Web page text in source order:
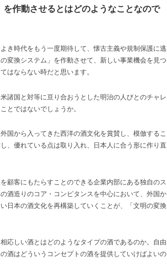
を作動させるとはどのようなことなので
き時代をもう一度期待して、懐古主義や規制保護に逃
変換システム」を作動させて、新しい事業機会を見つ
はならない時だと思います。
諸国と対等に亘り合おうとした明治の人びとのチャレ
とではないでしょうか。
国から入ってきた西洋の酒文化を賞賛し、模倣するこ
、優れている点は取り入れ、日本人に合う形に作り直
顧客にもたらすことのできる企業内部にある独自のス
酒造りのコア・コンピタンスを中心において、外国か
日本の酒文化を再構築していくことが、「文明の変換
応しい酒とはどのようなタイプの酒であるのか。自由
酒はどういうコンセプトの酒を提供していけばよいの